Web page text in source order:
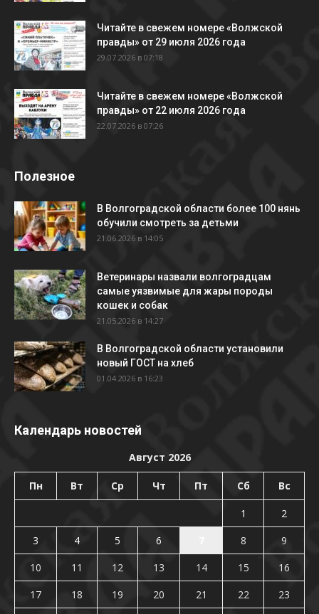
Читайте в свежем номере «Волжской
правды» от 29 июля 2026 года
29.07.2026 в 07:18
Читайте в свежем номере «Волжской
правды» от 22 июля 2026 года
22.07.2026 в 07:26
Полезное
В Волгоградской области более 100 нянь
обучили смотреть за детьми
21.06.2026 в 14:05
Ветеринары назвали волгоградцам
самые уязвимые для жары породы
кошек и собак
21.05.2026 в 14:27
В Волгоградской области установили
новый ГОСТ на хлеб
01.04.2026 в 16:23
Календарь новостей
Август 2026
Пн Вт Ср Чт Пт Сб Вс
1
2
3
4 5 6 8
9
10
11 12 13 14 15
16
17
18 19 20 21 22
23